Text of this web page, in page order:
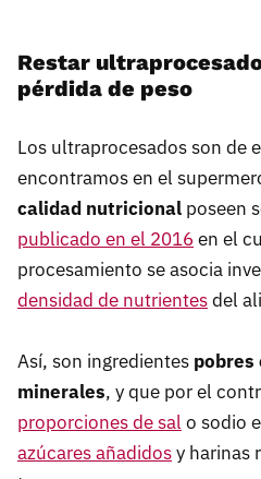
Restar
pérdida de peso
Los ultraprocesados son de
encontramos en el
calidad nutricional poseen
publicado en el 2016 en el
procesamiento se asocia
densidad de nutrientesdel
Así, son ingredientes pobres
minerales, y que por el
proporciones de salo sodio
azúcares añadidosy harinas